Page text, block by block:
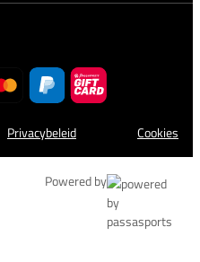
Privacybeleid Cookies
Powered by